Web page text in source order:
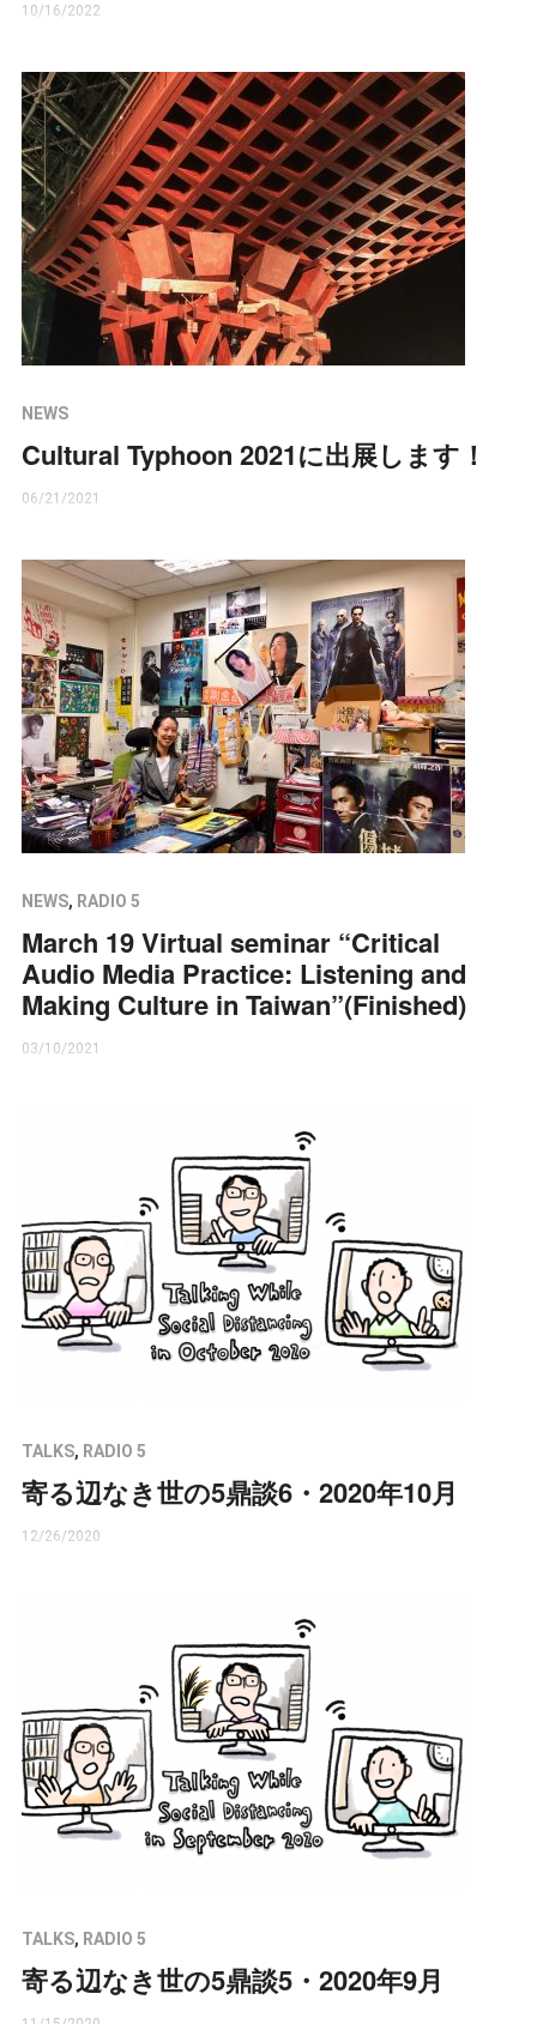
10/16/2022
NEWS
Cultural Typhoon 2021に出展します！
06/21/2021
NEWS, RADIO 5
March 19 Virtual seminar “Critical
Audio Media Practice: Listening and
Making Culture in Taiwan”(Finished)
03/10/2021
TALKS, RADIO 5
寄る辺なき世の5鼎談6・2020年10月
12/26/2020
TALKS, RADIO 5
寄る辺なき世の5鼎談5・2020年9月